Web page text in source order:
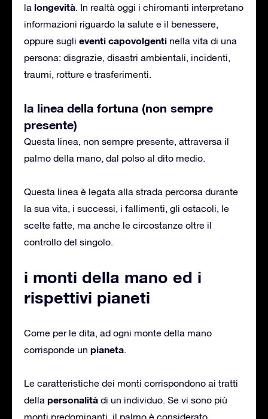
la longevità. In realtà oggi i chiromanti interpretano
informazioni riguardo la salute e il benessere,
oppure sugli eventi capovolgenti nella vita di una
persona: disgrazie, disastri ambientali, incidenti,
traumi, rotture e trasferimenti.
la linea della fortuna (non sempre
presente)
Questa linea, non sempre presente, attraversa il
palmo della mano, dal polso al dito medio.
Questa linea è legata alla strada percorsa durante
la sua vita, i successi, i fallimenti, gli ostacoli, le
scelte fatte, ma anche le circostanze oltre il
controllo del singolo.
i monti della mano ed i
rispettivi pianeti
Come per le dita, ad ogni monte della mano
corrisponde un pianeta.
Le caratteristiche dei monti corrispondono ai tratti
della personalità di un individuo. Se vi sono più
monti predominanti, il palmo è considerato